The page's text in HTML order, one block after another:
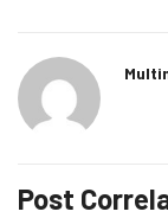
Post